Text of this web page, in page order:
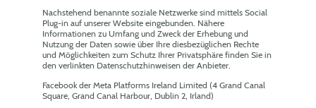
Nachstehend benannte soziale Netzwerke sind mittels Social
Plug-in auf unserer Website eingebunden. Nähere
Informationen zu Umfang und Zweck der Erhebung und
Nutzung der Daten sowie über Ihre diesbezüglichen Rechte
und Möglichkeiten zum Schutz Ihrer Privatsphäre finden Sie in
den verlinkten Datenschutzhinweisen der Anbieter.
Facebook der Meta Platforms Ireland Limited (4 Grand Canal
Square, Grand Canal Harbour, Dublin 2, Irland)